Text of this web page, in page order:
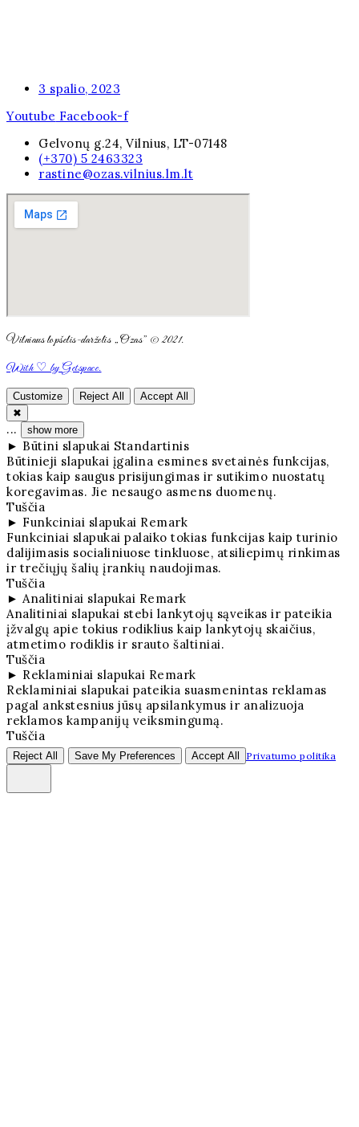
3 spalio, 2023
Youtube Facebook-f
Gelvonų g.24, Vilnius, LT-07148
(+370) 5 2463323
rastine@ozas.vilnius.lm.lt
Vilniaus lopšelis-darželis „Ozas” © 2021.
With ♡ by Getspace.
Customize Reject All
Accept All
✖
... show more
► Būtini slapukai Standartinis
Būtinieji slapukai įgalina esmines svetainės funkcijas,
tokias kaip saugus prisijungimas ir sutikimo nuostatų
koregavimas. Jie nesaugo asmens duomenų.
Tuščia
► Funkciniai slapukai Remark
Funkciniai slapukai palaiko tokias funkcijas kaip turinio
dalijimasis socialiniuose tinkluose, atsiliepimų rinkimas
ir trečiųjų šalių įrankių naudojimas.
Tuščia
► Analitiniai slapukai Remark
Analitiniai slapukai stebi lankytojų sąveikas ir pateikia
įžvalgų apie tokius rodiklius kaip lankytojų skaičius,
atmetimo rodiklis ir srauto šaltiniai.
Tuščia
► Reklaminiai slapukai Remark
Reklaminiai slapukai pateikia suasmenintas reklamas
pagal ankstesnius jūsų apsilankymus ir analizuoja
reklamos kampanijų veiksmingumą.
Tuščia
Reject All Save My Preferences Accept All Privatumo politika